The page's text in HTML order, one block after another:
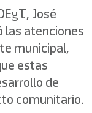
José
las atenciones
municipal,
estas
de
comunitario.